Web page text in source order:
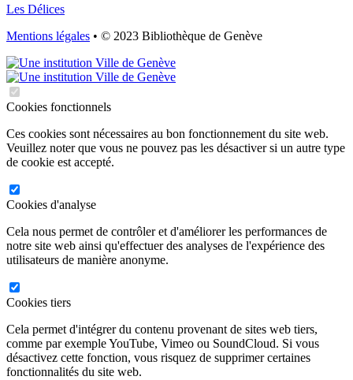
Les Délices
Mentions légales • © 2023 Bibliothèque de Genève
Cookies fonctionnels
Ces cookies sont nécessaires au bon fonctionnement du site web.
Veuillez noter que vous ne pouvez pas les désactiver si un autre type
de cookie est accepté.
Cookies d'analyse
Cela nous permet de contrôler et d'améliorer les performances de
notre site web ainsi qu'effectuer des analyses de l'expérience des
utilisateurs de manière anonyme.
Cookies tiers
Cela permet d'intégrer du contenu provenant de sites web tiers,
comme par exemple YouTube, Vimeo ou SoundCloud. Si vous
désactivez cette fonction, vous risquez de supprimer certaines
fonctionnalités du site web.